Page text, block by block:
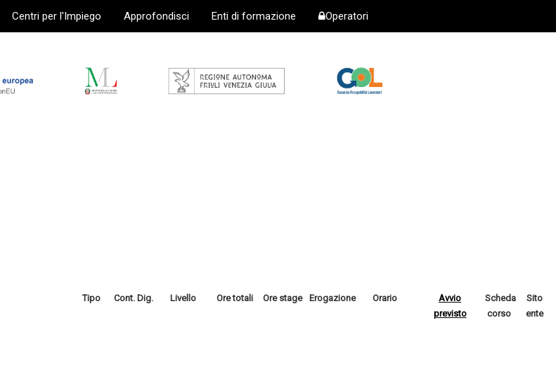
Centri per l'Impiego Approfondisci Enti di formazione Operatori
Tipo Cont. Dig. Livello Ore totali Ore stage Erogazione Orario
Avvio
previsto
Scheda
corso
Sito
ente